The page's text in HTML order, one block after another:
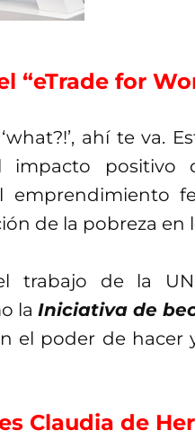
“eTrade for
ahí te va.
impacto positivo
de la pobreza en
trabajo de la
la Iniciativa de
el poder de hacer
Claudia de